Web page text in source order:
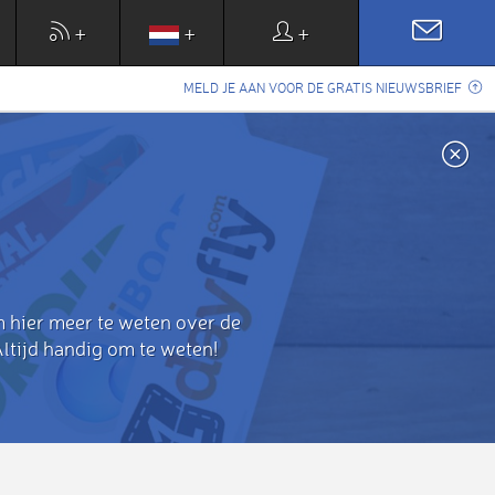
+ + +
MELD JE AAN VOOR DE GRATIS NIEUWSBRIEF
hier meer te weten over de
handig om te weten!